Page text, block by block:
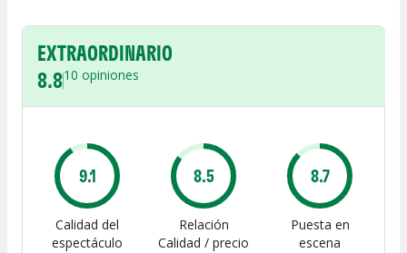
EXTRAORDINARIO
8.810 opiniones
9.1
Calidad del
espectáculo
8.5
Relación
Calidad / precio
8.7
Puesta en
escena